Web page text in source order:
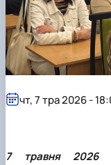
7 травня 2026
чт, 7 тра 2026 -